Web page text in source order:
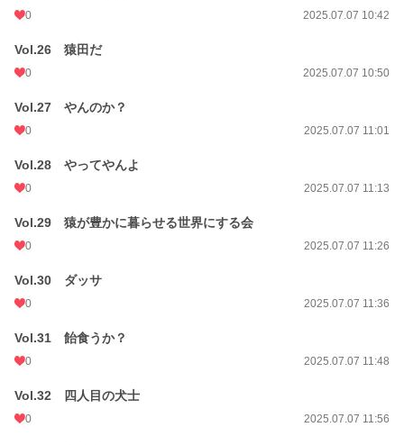
0 2025.07.07 10:42
Vol.26 猿田だ
0 2025.07.07 10:50
Vol.27 やんのか？
0 2025.07.07 11:01
Vol.28 やってやんよ
0 2025.07.07 11:13
Vol.29 猿が豊かに暮らせる世界にする会
0 2025.07.07 11:26
Vol.30 ダッサ
0 2025.07.07 11:36
Vol.31 飴食うか？
0 2025.07.07 11:48
Vol.32 四人目の犬士
0 2025.07.07 11:56